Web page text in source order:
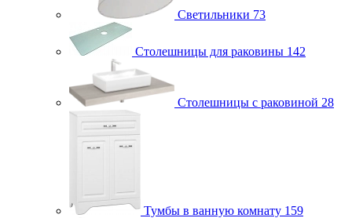
Светильники 73
Столешницы для раковины 142
Столешницы с раковиной 28
Тумбы в ванную комнату 159